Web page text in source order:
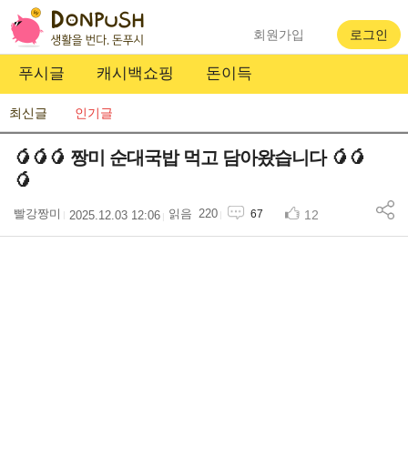
푸시글 캐시백쇼핑 돈이득
회원가입 로그인
최신글 인기글
🥭🥭🥭 짱미 순대국밥 먹고 담아왔습니다 🥭🥭
🥭
빨강짱미 2025.12.03 12:06 220 67 12